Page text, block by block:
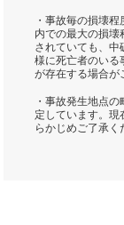
・事故毎の損壊
内での最大の損壊
されていても、中
様に死亡者のいる
が存在する場合が
・事故発生地点
定しています。現
らかじめご了承く